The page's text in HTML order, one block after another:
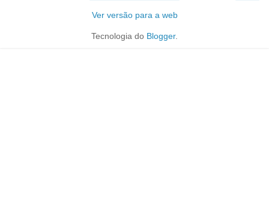
Ver versão para a web
Tecnologia do Blogger.